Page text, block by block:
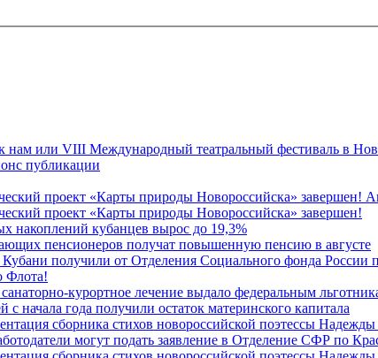
нам или VIII Международный театральный фестиваль в
публикации
проект «Карты природы Новороссийска» завершен!
проект «Карты природы Новороссийска» завершен!
накоплений кубанцев вырос до 19,3%
пенсионеров получат повышенную пенсию в августе
получили от Отделения Социального фонда России
Флота!
курортное лечение выдало федеральным
с начала года получили остаток материнского капитала
сборника стихов новороссийской поэтессы
могут подать заявление в Отделение СФР по